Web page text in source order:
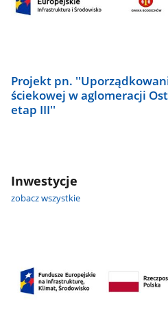
wodno-
Ostrowiec
Świętokrzyski
-
Projekt pn.
ściekowej w aglomeracji
etap III''
Inwestycje
zobacz wszystkie